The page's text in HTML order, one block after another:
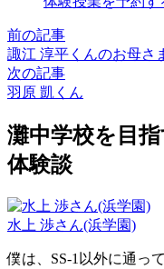
前の記事
諏江 淳平くんのお母さ
次の記事
羽原 凱くん
灘中学校を目
体験談
水上 渉さん(浜学園)
僕は、SS-1以外に通っ